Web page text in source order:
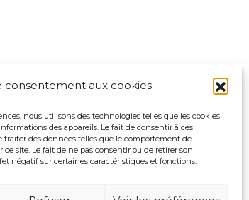
consentement aux cookies
nous utilisons des technologies telles que les cookies
des appareils. Le fait de consentir à ces
des données telles que le comportement de
site. Le fait de ne pas consentir ou de retirer son
négatif sur certaines caractéristiques et fonctions.